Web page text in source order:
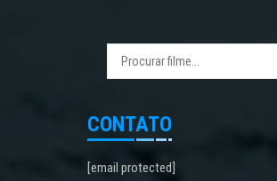
CONTATO
[email protected]